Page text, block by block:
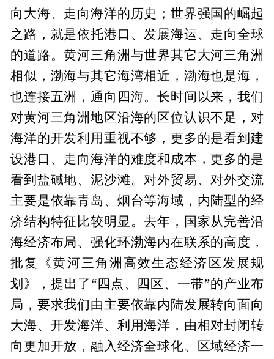
向大海、走向海洋的历史；世界强国的崛起
之路，就是依托港口、发展海运、走向全球
的道路。黄河三角洲与世界其它大河三角洲
相似，渤海与其它海湾相近，渤海也是海，
也连接五洲，通向四海。长时间以来，我们
对黄河三角洲地区沿海的区位认识不足，对
海洋的开发利用重视不够，更多的是看到建
设港口、走向海洋的难度和成本，更多的是
看到盐碱地、泥沙滩。对外贸易、对外交流
主要是依靠青岛、烟台等海域，内陆型的经
济结构特征比较明显。去年，国家从完善沿
海经济布局、强化环渤海内在联系的高度，
批复《黄河三角洲高效生态经济区发展规
划》，提出了“四点、四区、一带”的产业布
局，要求我们由主要依靠内陆发展转向面向
大海、开发海洋、利用海洋，由相对封闭转
向更加开放，融入经济全球化、区域经济一